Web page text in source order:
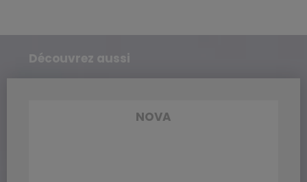
Découvrez aussi
NOVA